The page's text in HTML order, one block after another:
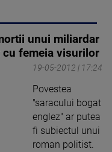
unui miliardar
cu femeia visurilor
19-05-2012 | 17:24
Povestea
"saracului bogat
englez" ar putea
fi subiectul unui
roman politist.